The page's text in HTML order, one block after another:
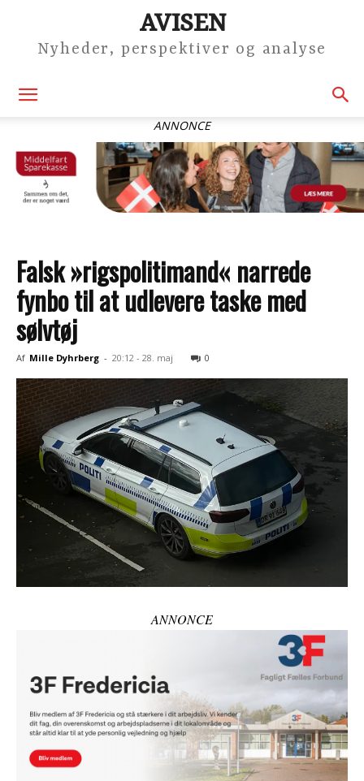
AVISEN
Nyheder, perspektiver og analyse
ANNONCE
Falsk »rigspolitimand« narrede
fynbo til at udlevere taske med
sølvtøj
Af Mille Dyhrberg - 20:12 - 28. maj 0
ANNONCE